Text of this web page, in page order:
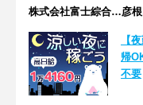
株式会社富士綜合…彦
【
帰
不要